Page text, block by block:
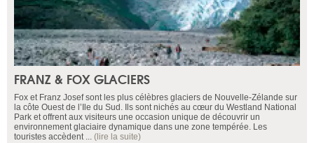
FRANZ & FOX GLACIERS
Fox et Franz Josef sont les plus célèbres glaciers de Nouvelle-Zélande sur
la côte Ouest de l’Ile du Sud. Ils sont nichés au cœur du Westland National
Park et offrent aux visiteurs une occasion unique de découvrir un
environnement glaciaire dynamique dans une zone tempérée. Les
touristes accèdent ... (lire la suite)